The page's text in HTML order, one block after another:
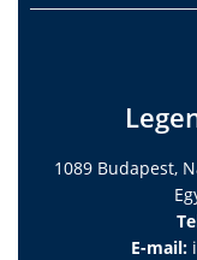
1089 Budapest,
E-mail: